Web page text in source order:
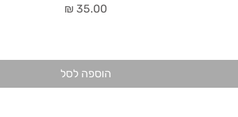
מחיר‏35.00 ‏₪
הוספה לסל